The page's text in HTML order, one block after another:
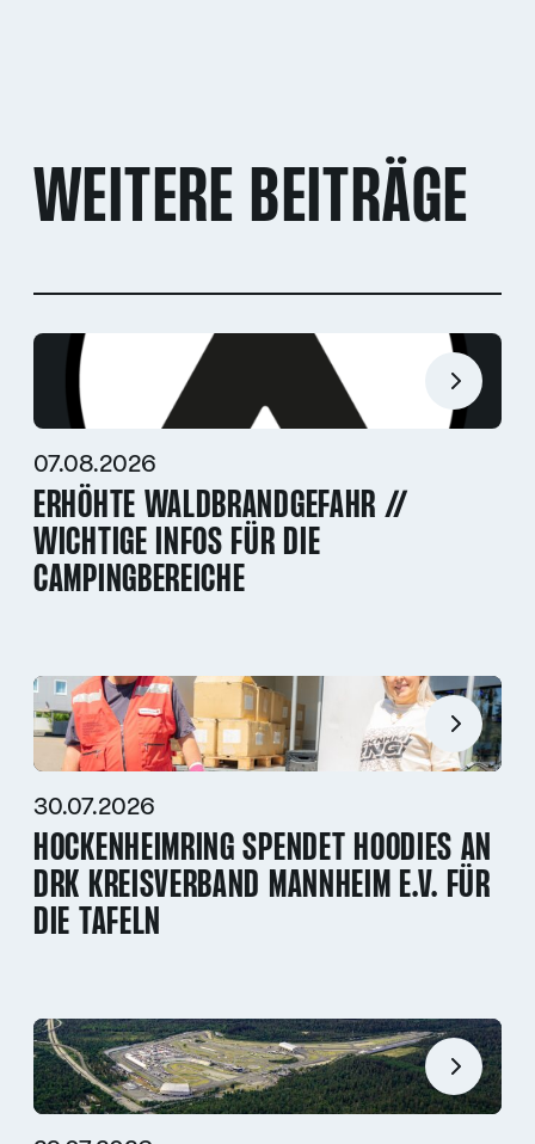
WEITERE BEITRÄGE
07.08.2026
ERHÖHTE WALDBRANDGEFAHR //
WICHTIGE INFOS FÜR DIE
CAMPINGBEREICHE
30.07.2026
HOCKENHEIMRING SPENDET HOODIES AN
DRK KREISVERBAND MANNHEIM E.V. FÜR
DIE TAFELN